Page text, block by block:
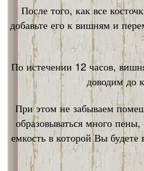
После того, как все
добавьте его к вишням и
По истечении 12 часов,
доводим до
При этом не забываем
образовываться много
емкость в которой Вы